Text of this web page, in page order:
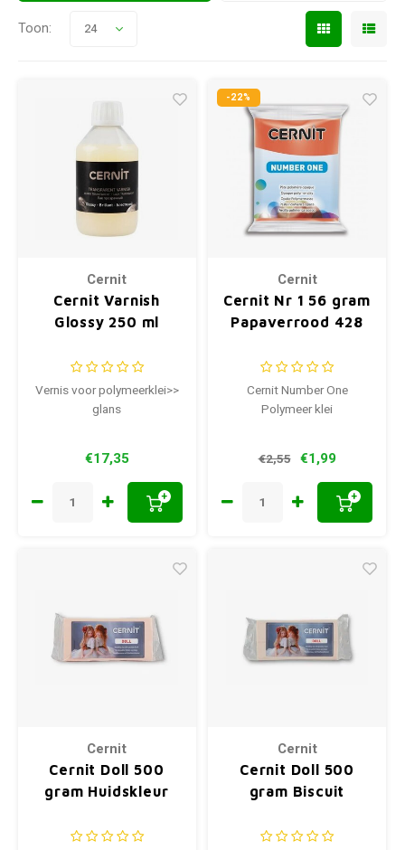
Toon: 24
Cernit
Cernit Varnish
Glossy 250 ml
Vernis voor polymeerklei>>
glans
€17,35
+
-22%
Cernit
Cernit Nr 1 56 gram
Papaverrood 428
Cernit Number One
Polymeer klei
€2,55 €1,99
+
Cernit
Cernit Doll 500
gram Huidskleur
Cernit
Cernit Doll 500
gram Biscuit